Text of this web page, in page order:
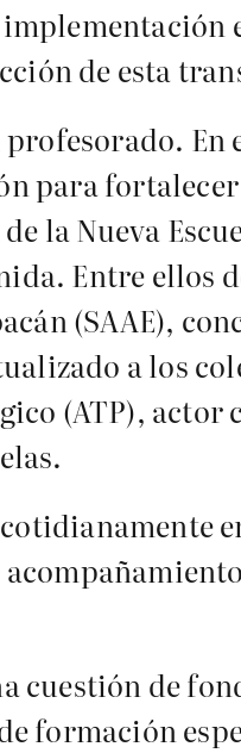
de esta
En
para
la Nueva
Entre ellos
(SAAE),
a los
(ATP), actor
cuestión de
formación